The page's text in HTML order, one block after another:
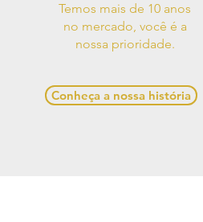
Temos mais de 10 anos
no mercado, você é a
nossa prioridade.
Conheça a nossa história